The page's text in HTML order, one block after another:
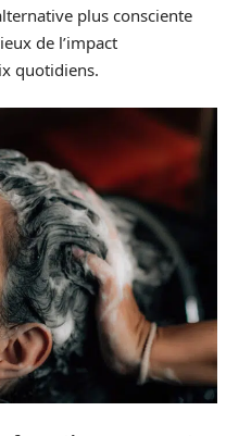
plus consciente
de l’impact
quotidiens.